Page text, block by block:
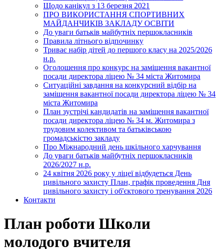
Щодо канікул з 13 березня 2021
ПРО ВИКОРИСТАННЯ СПОРТИВНИХ
МАЙДАНЧИКІВ ЗАКЛАДУ ОСВІТИ
До уваги батьків майбутніх першокласників
Правила літнього відпочинку
Триває набір дітей до першого класу на 2025/2026
н.р.
Оголошення про конкурс на заміщення вакантної
посади директора ліцею № 34 міста Житомира
Ситуаційні завдання на конкурсний відбір на
заміщення вакантної посади директора ліцею № 34
міста Житомира
План зустрічі кандидатів на заміщення вакантної
посади директора ліцею № 34 м. Житомира з
трудовим колективом та батьківською
громадськістю закладу
Про Міжнародний день шкільного харчування
До уваги батьків майбутніх першокласників
2026/2027 н.р.
24 квітня 2026 року у ліцеї відбудеться День
цивільного захисту План, графік проведення Дня
цивільного захисту і об'єктового тренування 2026
Контакти
План роботи Школи
молодого вчителя